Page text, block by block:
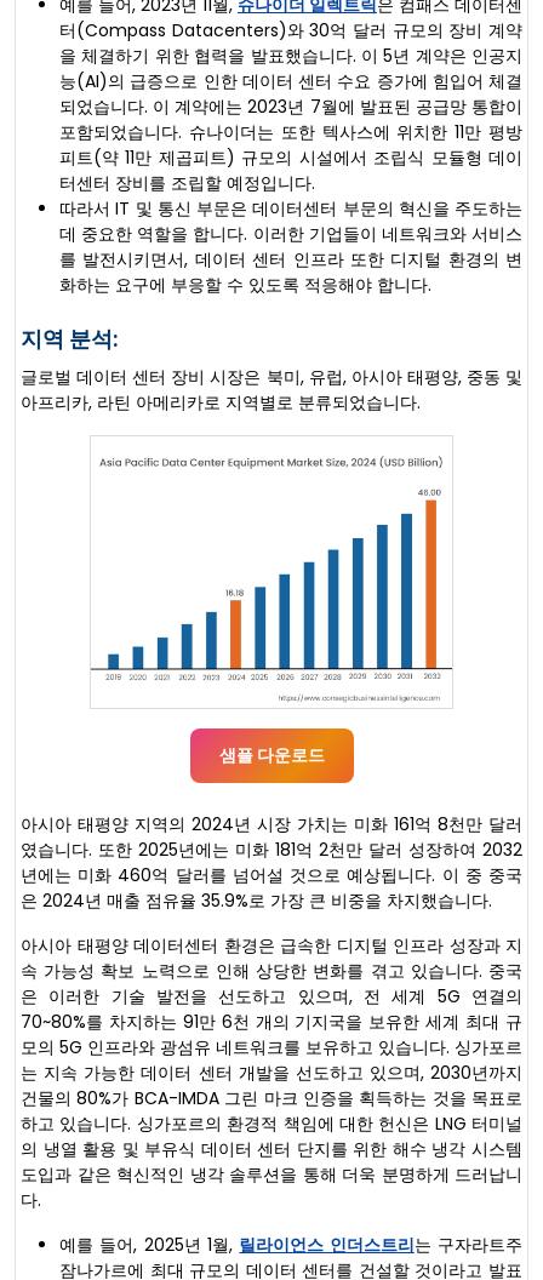
예를 들어, 2023년 11월, 슈나이더 일렉트릭은 컴패스 데이터센
터(Compass Datacenters)와 30억 달러 규모의 장비 계약
을 체결하기 위한 협력을 발표했습니다. 이 5년 계약은 인공지
능(AI)의 급증으로 인한 데이터 센터 수요 증가에 힘입어 체결
되었습니다. 이 계약에는 2023년 7월에 발표된 공급망 통합이
포함되었습니다. 슈나이더는 또한 텍사스에 위치한 11만 평방
피트(약 11만 제곱피트) 규모의 시설에서 조립식 모듈형 데이
터센터 장비를 조립할 예정입니다.
따라서 IT 및 통신 부문은 데이터센터 부문의 혁신을 주도하는
데 중요한 역할을 합니다. 이러한 기업들이 네트워크와 서비스
를 발전시키면서, 데이터 센터 인프라 또한 디지털 환경의 변
화하는 요구에 부응할 수 있도록 적응해야 합니다.
지역 분석:
글로벌 데이터 센터 장비 시장은 북미, 유럽, 아시아 태평양, 중동 및
아프리카, 라틴 아메리카로 지역별로 분류되었습니다.
샘플 다운로드
아시아 태평양 지역의 2024년 시장 가치는 미화 161억 8천만 달러
였습니다. 또한 2025년에는 미화 181억 2천만 달러 성장하여 2032
년에는 미화 460억 달러를 넘어설 것으로 예상됩니다. 이 중 중국
은 2024년 매출 점유율 35.9%로 가장 큰 비중을 차지했습니다.
아시아 태평양 데이터센터 환경은 급속한 디지털 인프라 성장과 지
속 가능성 확보 노력으로 인해 상당한 변화를 겪고 있습니다. 중국
은 이러한 기술 발전을 선도하고 있으며, 전 세계 5G 연결의
70~80%를 차지하는 91만 6천 개의 기지국을 보유한 세계 최대 규
모의 5G 인프라와 광섬유 네트워크를 보유하고 있습니다. 싱가포르
는 지속 가능한 데이터 센터 개발을 선도하고 있으며, 2030년까지
건물의 80%가 BCA-IMDA 그린 마크 인증을 획득하는 것을 목표로
하고 있습니다. 싱가포르의 환경적 책임에 대한 헌신은 LNG 터미널
의 냉열 활용 및 부유식 데이터 센터 단지를 위한 해수 냉각 시스템
도입과 같은 혁신적인 냉각 솔루션을 통해 더욱 분명하게 드러납니
다.
예를 들어, 2025년 1월, 릴라이언스 인더스트리는 구자라트주
잠나가르에 최대 규모의 데이터 센터를 건설할 것이라고 발표